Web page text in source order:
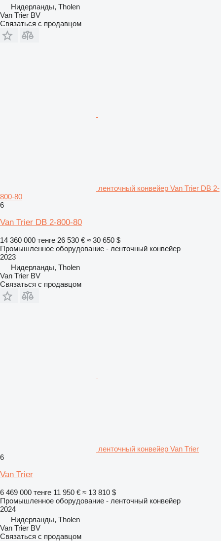
Нидерланды, Tholen
Van Trier BV
Связаться с продавцом
ленточный конвейер Van Trier DB 2-
800-80
6
Van Trier DB 2-800-80
14 360 000 тенге 26 530 € ≈ 30 650 $
Промышленное оборудование - ленточный конвейер
2023
Нидерланды, Tholen
Van Trier BV
Связаться с продавцом
ленточный конвейер Van Trier
6
Van Trier
6 469 000 тенге 11 950 € ≈ 13 810 $
Промышленное оборудование - ленточный конвейер
2024
Нидерланды, Tholen
Van Trier BV
Связаться с продавцом